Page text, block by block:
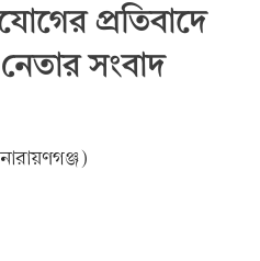
প্রতিবাদে
সংবাদ